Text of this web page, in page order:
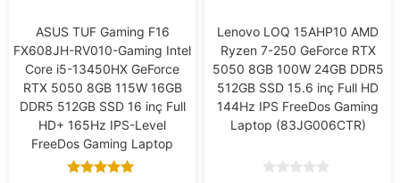
ASUS TUF Gaming F16
FX608JH-RV010-Gaming Intel
Core i5-13450HX GeForce
RTX 5050 8GB 115W 16GB
DDR5 512GB SSD 16 inç Full
HD+ 165Hz IPS-Level
FreeDos Gaming Laptop
Lenovo LOQ 15AHP10 AMD
Ryzen 7-250 GeForce RTX
5050 8GB 100W 24GB DDR5
512GB SSD 15.6 inç Full HD
144Hz IPS FreeDos Gaming
Laptop (83JG006CTR)